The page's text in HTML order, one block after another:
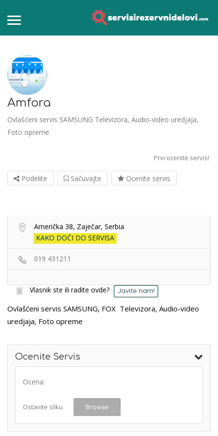
Amfora
Ovlašćeni servis SAMSUNG Televizora, Audio-video uredjaja,
Foto opreme
Prvi ocenite servis!
Podelite Sačuvajte Ocenite servis
Američka 38, Zaječar, Serbia
KAKO DOĆI DO SERVISA
019 431211
Vlasnik ste ili radite ovde? Javite nam!
Ovlašćeni servis SAMSUNG, FOX Televizora, Audio-video
uredjaja, Foto opreme
Ocenite Servis
Ocena:
Ostavite sliku Browse